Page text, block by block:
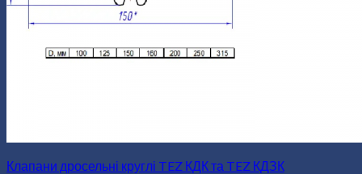
Клапани дросельні круглі TEZ КДК та TEZ КДЗК